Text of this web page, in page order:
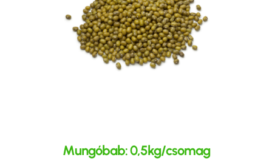
Mungóbab: 0,5kg/csomag